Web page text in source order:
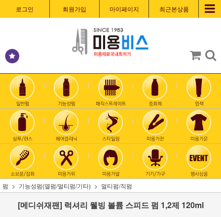
로그인 회원가입 마이페이지 최근본상품
펌 기능성펌(열펌/멀티펌/기타) 멀티펌/직펌
[메디쉬재팬] 럭셔리 웰빙 볼륨 스피드 펌 1,2제 120ml